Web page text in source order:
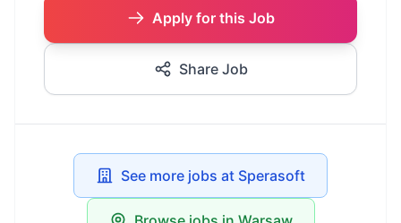
Apply for this Job
Share Job
See more jobs at Sperasoft